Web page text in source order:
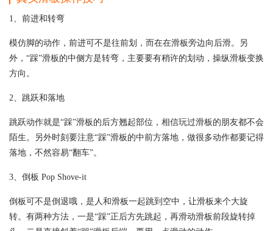
1、前进和转弯
模仿脚的动作，前进可不是往前划，而在在滑板旁边向后滑。另
外，“踩”滑板的中侧方是转弯，主要要有稍许的划动，操纵滑板变换
方向。
2、跳跃和落地
跳跃动作就是“踩”滑板的后方翘起部位，相信玩过滑板的朋友都不会
陌生。另外时刻要注意“踩”滑板的中前方落地，做很多动作都要记得
落地，不然容易“翻车”。
3、倒板 Pop Shove-it
倒板可不是倒退哦，是人和滑板一起跳到空中，让滑板来个大旋
转。有两种方法，一是“踩”正后方先跳起，再滑动滑板前段旋转掉